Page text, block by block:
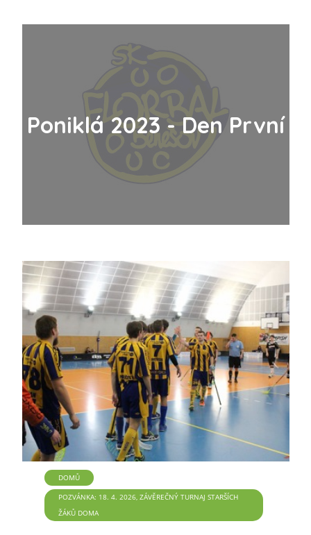
Poniklá 2023 - Den První
DOMŮ
POZVÁNKA: 18. 4. 2026, ZÁVĚREČNÝ TURNAJ STARŠÍCH
ŽÁKŮ DOMA